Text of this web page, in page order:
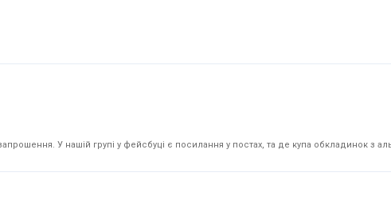
У нашій групі у фейсбуці є посилання у постах, та де купа обкладинок з